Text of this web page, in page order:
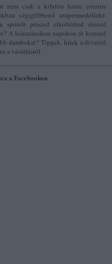
nem csak a kifutón haute couture
végiglibbenő szupermodelleké.
spórolt pénzed elköltötted álmaid
A leárazásokon napokon át keresed
darabokat? Tippek, hírek a divatról
a vásárlásról.
a Facebookon